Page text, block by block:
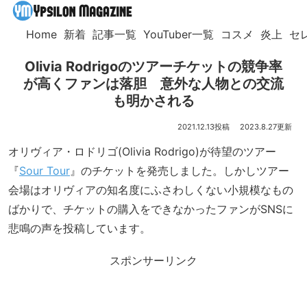
Home 新着 記事一覧 YouTuber一覧 コスメ 炎上 セ
Olivia Rodrigoのツアーチケットの競争率
が高くファンは落胆 意外な人物との交流
も明かされる
2021.12.13 2023.8.27
オリヴィア・ロドリゴ(Olivia Rodrigo)が待望のツアー
『Sour Tour』のチケットを発売しました。しかしツアー
会場はオリヴィアの知名度にふさわしくない小規模なもの
ばかりで、チケットの購入をできなかったファンがSNSに
悲鳴の声を投稿しています。
スポンサーリンク